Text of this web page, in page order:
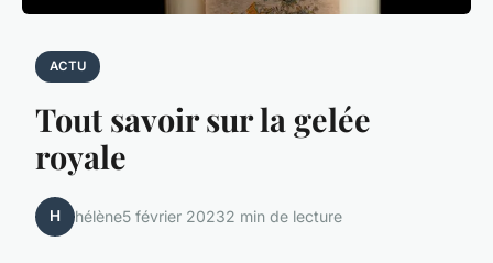
ACTU
Tout savoir sur la gelée
royale
H hélène5 février 20232 min de lecture